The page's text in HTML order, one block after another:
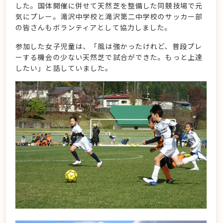
した。国体開催に併せて天然芝を整備した同競技場で元
気にプレー。滝沢中学校と滝沢第二中学校のサッカー部
の皆さんもボランティアとして協力しました。
参加した女子児童は、「風は強かったけれど、普段プレ
ーする機会の少ない天然芝で試合ができた。もっと上達
したい」と話していました。